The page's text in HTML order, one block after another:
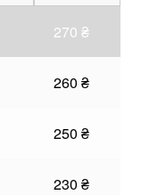
270₴
260₴
250₴
230₴